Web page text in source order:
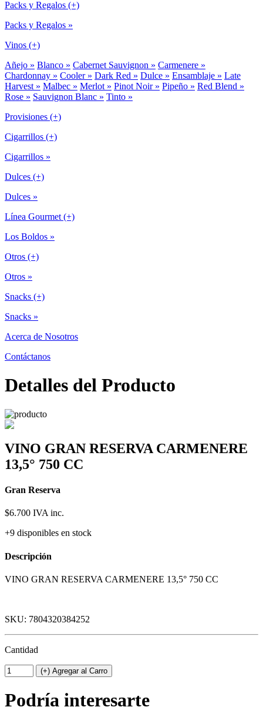
Packs y Regalos (+)
Packs y Regalos »
Vinos (+)
Añejo » Blanco » Cabernet Sauvignon » Carmenere »
Chardonnay » Cooler » Dark Red » Dulce » Ensamblaje » Late
Harvest » Malbec » Merlot » Pinot Noir » Pipeño » Red Blend »
Rose » Sauvignon Blanc » Tinto »
Provisiones (+)
Cigarrillos (+)
Cigarrillos »
Dulces (+)
Dulces »
Línea Gourmet (+)
Los Boldos »
Otros (+)
Otros »
Snacks (+)
Snacks »
Acerca de Nosotros
Contáctanos
Detalles del Producto
VINO GRAN RESERVA CARMENERE
13,5° 750 CC
Gran Reserva
$6.700 IVA inc.
+9 disponibles en stock
Descripción
VINO GRAN RESERVA CARMENERE 13,5° 750 CC
SKU: 7804320384252
Cantidad
(+) Agregar al Carro
Podría interesarte